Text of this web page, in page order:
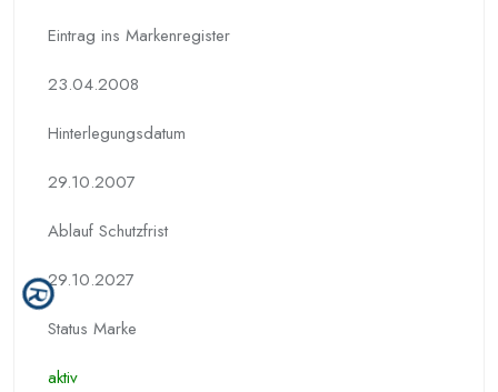
Eintrag ins Markenregister
23.04.2008
Hinterlegungs­datum
29.10.2007
Ablauf Schutzfrist
29.10.2027
Status Marke
aktiv